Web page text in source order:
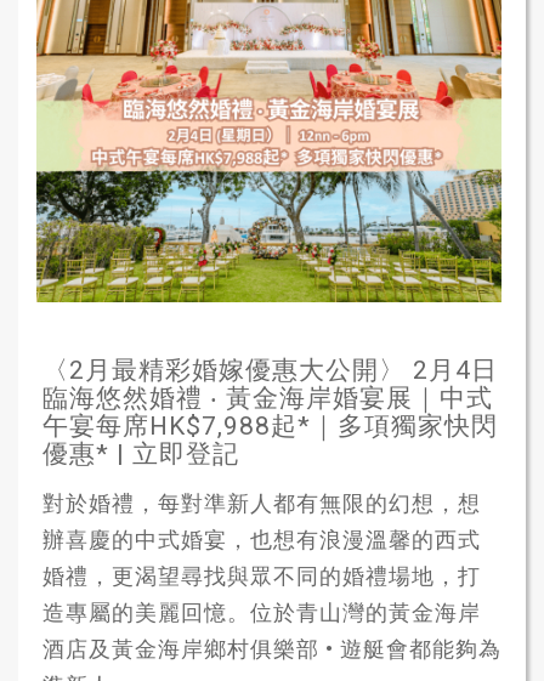
〈2月最精彩婚嫁優惠大公開〉 2月4日
臨海悠然婚禮 ‧ 黃金海岸婚宴展｜中式
午宴每席HK$7,988起*｜多項獨家快閃
優惠* | 立即登記
對於婚禮，每對準新人都有無限的幻想，想
辦喜慶的中式婚宴，也想有浪漫溫馨的西式
婚禮，更渴望尋找與眾不同的婚禮場地，打
造專屬的美麗回憶。位於青山灣的黃金海岸
酒店及黃金海岸鄉村俱樂部 • 遊艇會都能夠為